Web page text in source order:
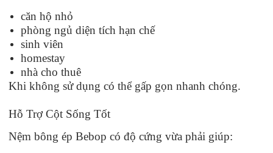
căn hộ nhỏ
phòng ngủ diện tích hạn chế
sinh viên
homestay
nhà cho thuê
Khi không sử dụng có thể gấp gọn nhanh chóng.
Hỗ Trợ Cột Sống Tốt
Nệm bông ép Bebop có độ cứng vừa phải giúp: